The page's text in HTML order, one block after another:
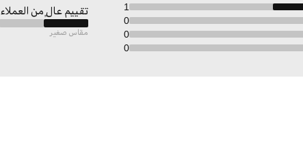
1
0
0
0
تقييم عالٍ من العملاء
مقاس صغير